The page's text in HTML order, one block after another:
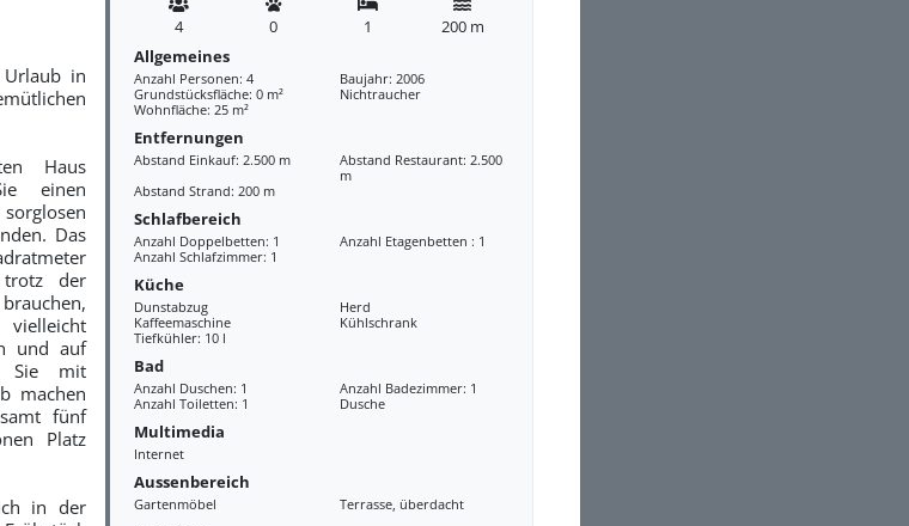
4 0 1
200 m
Allgemeines
Anzahl Personen: 4
Baujahr: 2006
Grundstücksfläche: 0 m²
Nichtraucher
Wohnfläche: 25 m²
Entfernungen
Abstand Einkauf: 2.500 m
Abstand Restaurant: 2.500
m
Abstand Strand: 200 m
Schlafbereich
Anzahl Doppelbetten: 1
Anzahl Etagenbetten : 1
Anzahl Schlafzimmer: 1
Küche
Dunstabzug
Herd
Kaffeemaschine
Kühlschrank
Tiefkühler: 10 l
Bad
Anzahl Duschen: 1
Anzahl Badezimmer: 1
Anzahl Toiletten: 1
Dusche
Multimedia
Internet
Aussenbereich
Gartenmöbel Terrasse, überdacht
in
Haus
einen
Das
der
und auf
Sie mit
machen
fünf
Platz
in der